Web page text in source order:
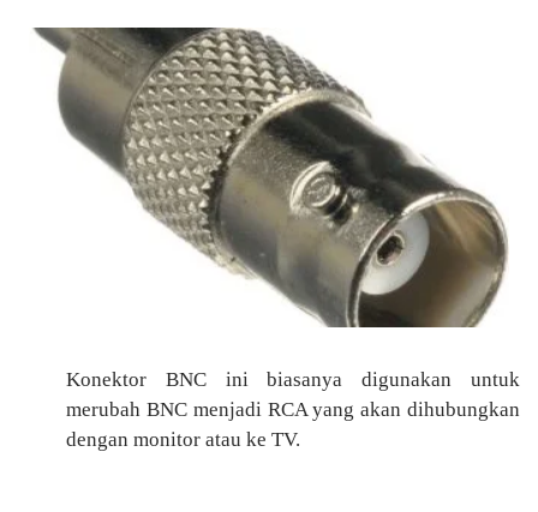
Konektor BNC ini biasanya digunakan untuk
merubah BNC menjadi RCA yang akan dihubungkan
dengan monitor atau ke TV.